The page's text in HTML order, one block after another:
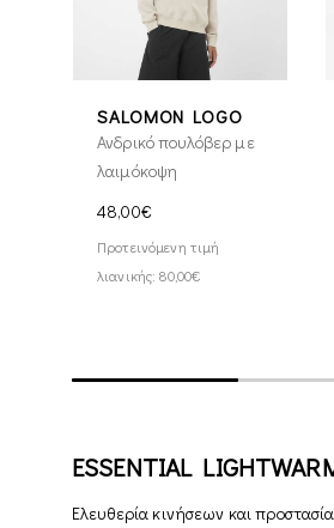
SALOMON LOGO
Ανδρικό πουλόβερ με
λαιμόκοψη
48,00€
Προτεινόμενη τιμή
λιανικής: 80,00€
ESSENTIAL
Ελευθερία κινήσεων και